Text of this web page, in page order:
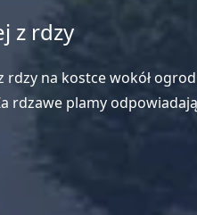
z rdzy
rdzy na kostce wokół
rdzawe plamy